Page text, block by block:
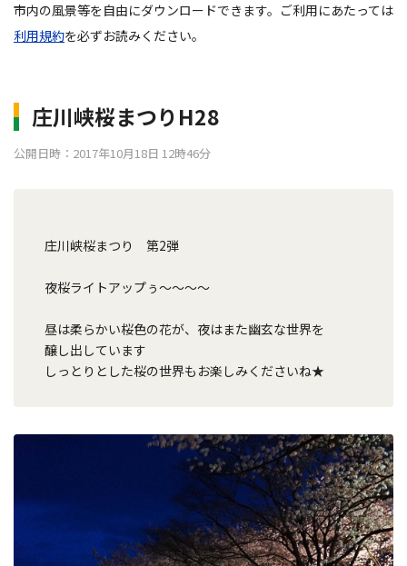
市内の風景等を自由にダウンロードできます。ご利用にあたっては
利用規約を必ずお読みください。
庄川峡桜まつりH28
公開日時：2017年10月18日 12時46分
庄川峡桜まつり 第2弾
夜桜ライトアップぅ～～～～
昼は柔らかい桜色の花が、夜はまた幽玄な世界を
醸し出しています
しっとりとした桜の世界もお楽しみくださいね★